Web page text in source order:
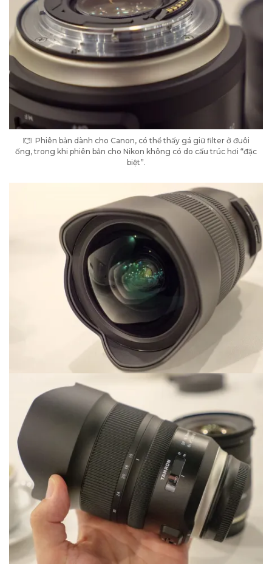
Phiên bản dành cho Canon, có thể thấy gá giữ filter ở đuôi
ống, trong khi phiên bản cho Nikon không có do cấu trúc hơi “đặc
biệt”.